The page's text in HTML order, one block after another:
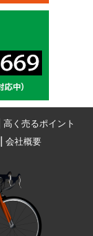
高く売るポイント
会社概要